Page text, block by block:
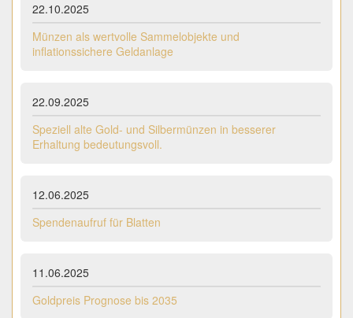
22.10.2025
Münzen als wertvolle Sammelobjekte und
inflationssichere Geldanlage
22.09.2025
Speziell alte Gold- und Silbermünzen in besserer
Erhaltung bedeutungsvoll.
12.06.2025
Spendenaufruf für Blatten
11.06.2025
Goldpreis Prognose bis 2035